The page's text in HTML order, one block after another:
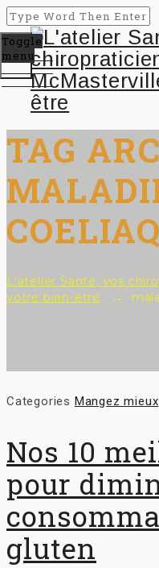
Toggle
menu
TAG
L'atelier Santé, vos
votre bien-être
→
Categories Mangez mieux
Nos 10
pour
gluten